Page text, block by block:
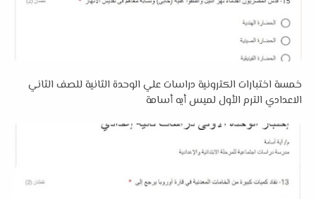
خمسة اختبارات الكترونية دراسات علي الوحدة الثانية للصف الثاني
الاعدادي الترم الأول لميس أيه أسامة